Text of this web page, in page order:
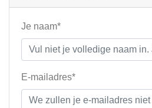
Je naam*
E-mailadres*